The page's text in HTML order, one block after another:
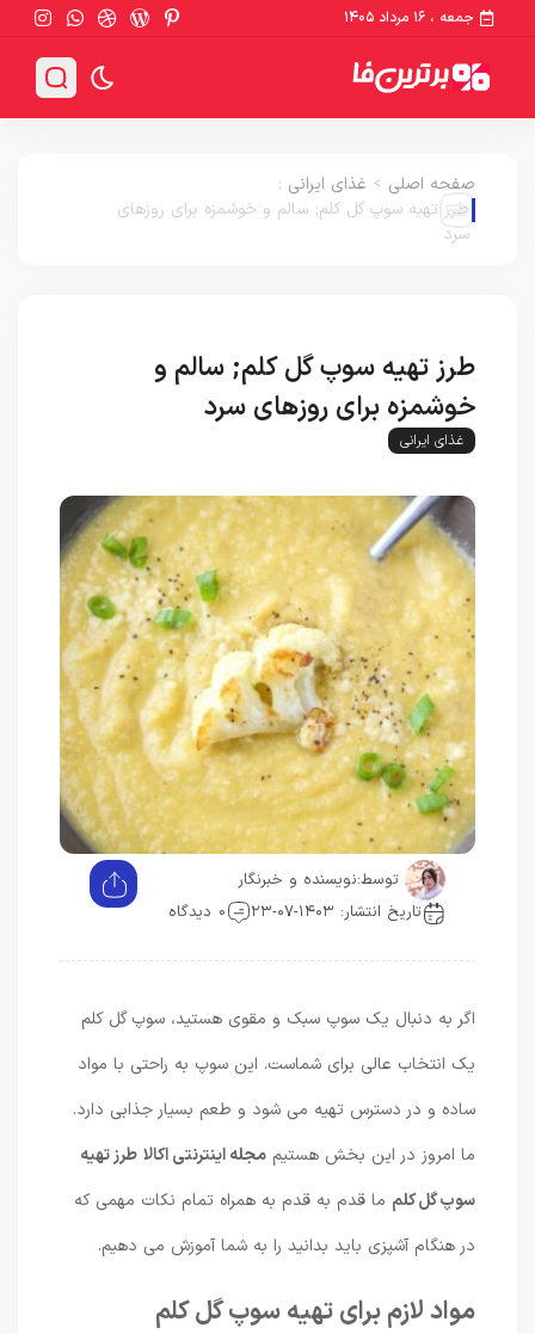
جمعه ، ۱۶ مرداد ۱۴۰۵
صفحه اصلی > غذای ایرانی
طرز تهیه سوپ گل کلم; سالم و خوشمزه برای روزهای
طرز تهیه سوپ گل کلم; سالم و
خوشمزه برای روزهای سرد
غذای ایرانی
توسط: نویسنده و خبرنگار
تاریخ انتشار: ۱۴۰۳-۰۷-۲۳
0 دیدگاه
اگر به دنبال یک سوپ سبک و مقوی هستید، سوپ گل کلم
یک انتخاب عالی برای شماست. این سوپ به راحتی با مواد
ساده و در دسترس تهیه می شود و طعم بسیار جذابی دارد.
ما امروز در این بخش هستیممجله اینترنتی اکالا طرز تهیه
سوپ گل کلمما قدم به قدم به همراه تمام نکات مهمی که
در هنگام آشپزی باید بدانید را به شما آموزش می دهیم.
مواد لازم برای تهیه سوپ گل کلم